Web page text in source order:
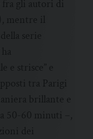
serie
strisce” e
tra Parigi
brillante e
50-60 minuti –,
dei